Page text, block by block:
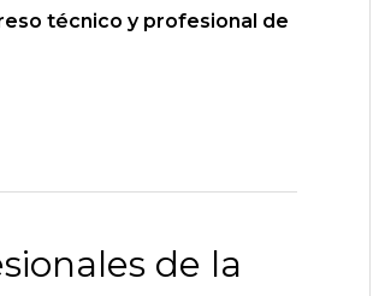
técnico y profesional de
de la